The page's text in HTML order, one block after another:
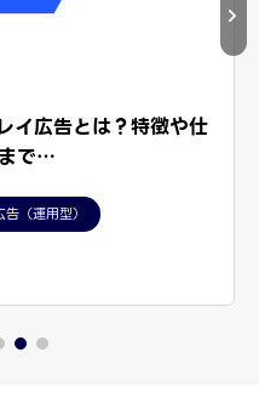
イ広告とは？特徴や仕
で…
（運用型）